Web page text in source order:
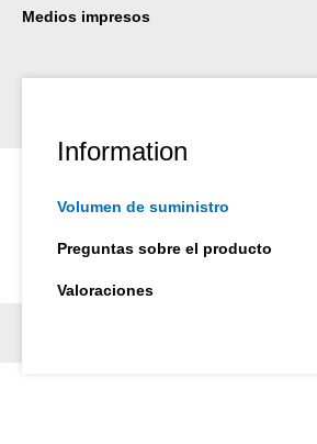
Medios impresos
Information
Volumen de suministro
Preguntas sobre el producto
Valoraciones